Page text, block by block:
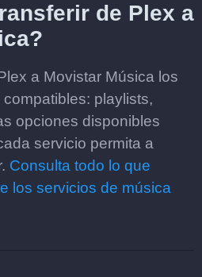
de Plex a
a Movistar Música los
playlists,
opciones disponibles
servicio permita a
Consulta todo lo que
los servicios de música